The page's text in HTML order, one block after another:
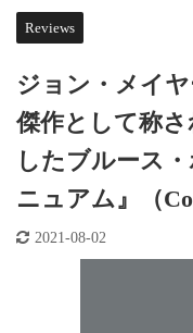
Reviews
ジョン・メイ
傑作として称
したブルース
ニュアム』（
2021-08-02